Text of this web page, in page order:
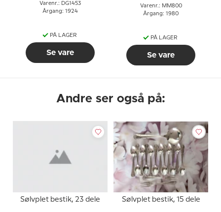
Varenr.: DG1453
Årgang: 1924
PÅ LAGER
Se vare
Varenr.: MM800
Årgang: 1980
PÅ LAGER
Se vare
Andre ser også på:
Sølvplet bestik, 23 dele Sølvplet bestik, 15 dele